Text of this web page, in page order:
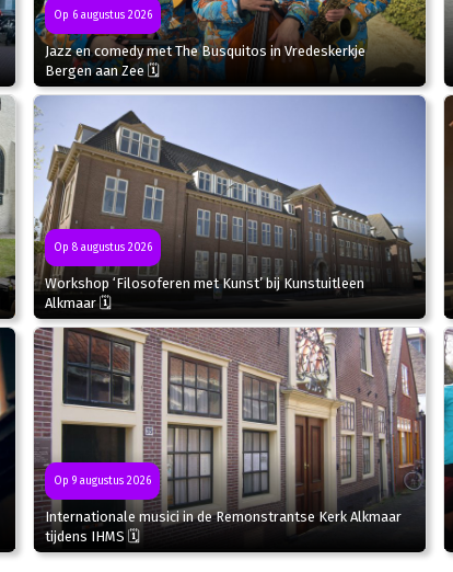
Op 6 augustus 2026
Jazz en comedy met The Busquitos in Vredeskerkje
Bergen aan Zee 🗓
Op 8 augustus 2026
Workshop ‘Filosoferen met Kunst’ bij Kunstuitleen
Alkmaar 🗓
Op 9 augustus 2026
Internationale musici in de Remonstrantse Kerk Alkmaar
tijdens IHMS 🗓